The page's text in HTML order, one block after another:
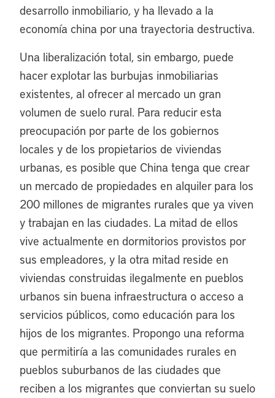
desarrollo inmobiliario, y ha llevado a la
economía china por una trayectoria destructiva.
Una liberalización total, sin embargo, puede
hacer explotar las burbujas inmobiliarias
existentes, al ofrecer al mercado un gran
volumen de suelo rural. Para reducir esta
preocupación por parte de los gobiernos
locales y de los propietarios de viviendas
urbanas, es posible que China tenga que crear
un mercado de propiedades en alquiler para los
200 millones de migrantes rurales que ya viven
y trabajan en las ciudades. La mitad de ellos
vive actualmente en dormitorios provistos por
sus empleadores, y la otra mitad reside en
viviendas construidas ilegalmente en pueblos
urbanos sin buena infraestructura o acceso a
servicios públicos, como educación para los
hijos de los migrantes. Propongo una reforma
que permitiría a las comunidades rurales en
pueblos suburbanos de las ciudades que
reciben a los migrantes que conviertan su suelo